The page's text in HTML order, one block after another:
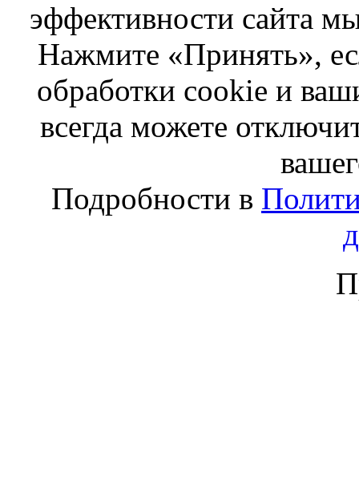
эффективности сайта
Нажмите «Принять»,
обработки cookie и
всегда можете
Подробности в